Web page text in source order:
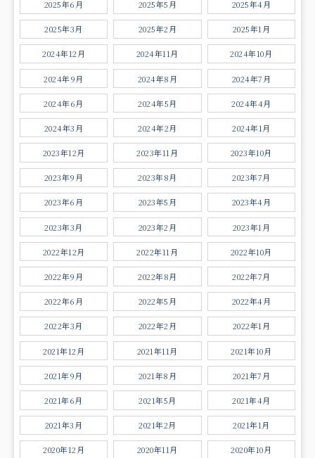
2025年6月 2025年5月 2025年4月
2025年3月 2025年2月 2025年1月
2024年12月 2024年11月 2024年10月
2024年9月 2024年8月 2024年7月
2024年6月 2024年5月 2024年4月
2024年3月 2024年2月 2024年1月
2023年12月 2023年11月 2023年10月
2023年9月 2023年8月 2023年7月
2023年6月 2023年5月 2023年4月
2023年3月 2023年2月 2023年1月
2022年12月 2022年11月 2022年10月
2022年9月 2022年8月 2022年7月
2022年6月 2022年5月 2022年4月
2022年3月 2022年2月 2022年1月
2021年12月 2021年11月 2021年10月
2021年9月 2021年8月 2021年7月
2021年6月 2021年5月 2021年4月
2021年3月 2021年2月 2021年1月
2020年12月 2020年11月 2020年10月